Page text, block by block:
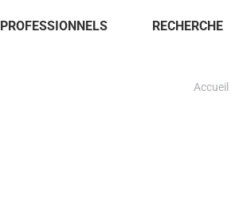
PROFESSIONNELS RECHERCHE
Accueil